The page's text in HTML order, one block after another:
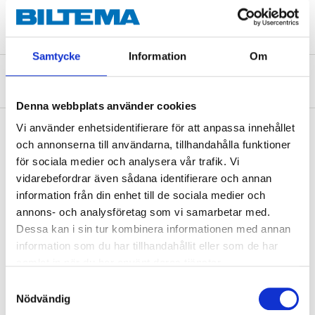
Samtycke Information Om
Denna webbplats använder cookies
Vi använder enhetsidentifierare för att anpassa innehållet
och annonserna till användarna, tillhandahålla funktioner
för sociala medier och analysera vår trafik. Vi
vidarebefordrar även sådana identifierare och annan
information från din enhet till de sociala medier och
annons- och analysföretag som vi samarbetar med.
Dessa kan i sin tur kombinera informationen med annan
information som du har tillhandahållit eller som de har
Nödvändig
Om tillverkaren
Köp & Hämta
Köp & Hämta i ditt varuhus inom 2 timmar! För mer information om
tjänsten och våra villkor.
LÄS MER